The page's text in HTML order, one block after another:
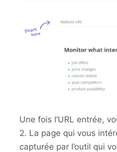
Une fois l’URL entrée,
2. La page qui vous
capturée par l’outil qui